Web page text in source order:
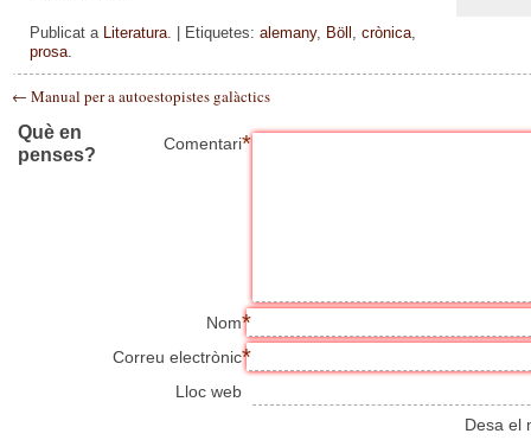
Publicat a Literatura. | Etiquetes: alemany, Böll , crònica,
prosa.
← Manual per a autoestopistes galàctics
Què en
penses?
Comentari*
Nom*
Correu electrònic*
Lloc web
Desa el